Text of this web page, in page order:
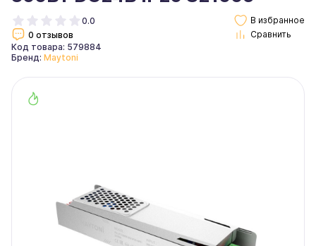
0.0
0 отзывов
Код товара: 579884
Бренд: Maytoni